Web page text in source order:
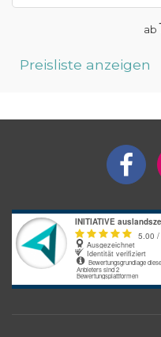
ab
Preisliste anzeigen
7 Wochen
8 Wochen
3 Monate